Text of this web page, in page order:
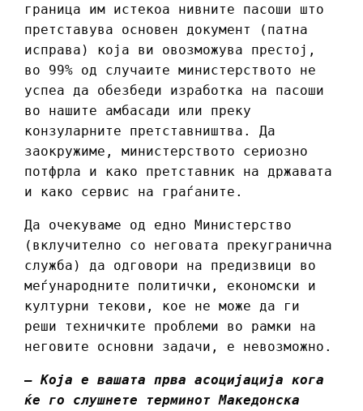
граница им истекоа нивните пасоши што
претставува основен документ (патна
исправа) која ви овозможува престој,
во 99% од случаите министерството не
успеа да обезбеди изработка на пасоши
во нашите амбасади или преку
конзуларните претставништва. Да
заокружиме, министерството сериозно
потфрла и како претставник на државата
и како сервис на граѓаните.
Да очекуваме од едно Министерство
(вклучително со неговата прекугранична
служба) да одговори на предизвици во
меѓународните политички, економски и
културни текови, кое не може да ги
реши техничките проблеми во рамки на
неговите основни задачи, е невозможно.
– Која е вашата прва асоцијација кога
ќе го слушнете терминот Македонска